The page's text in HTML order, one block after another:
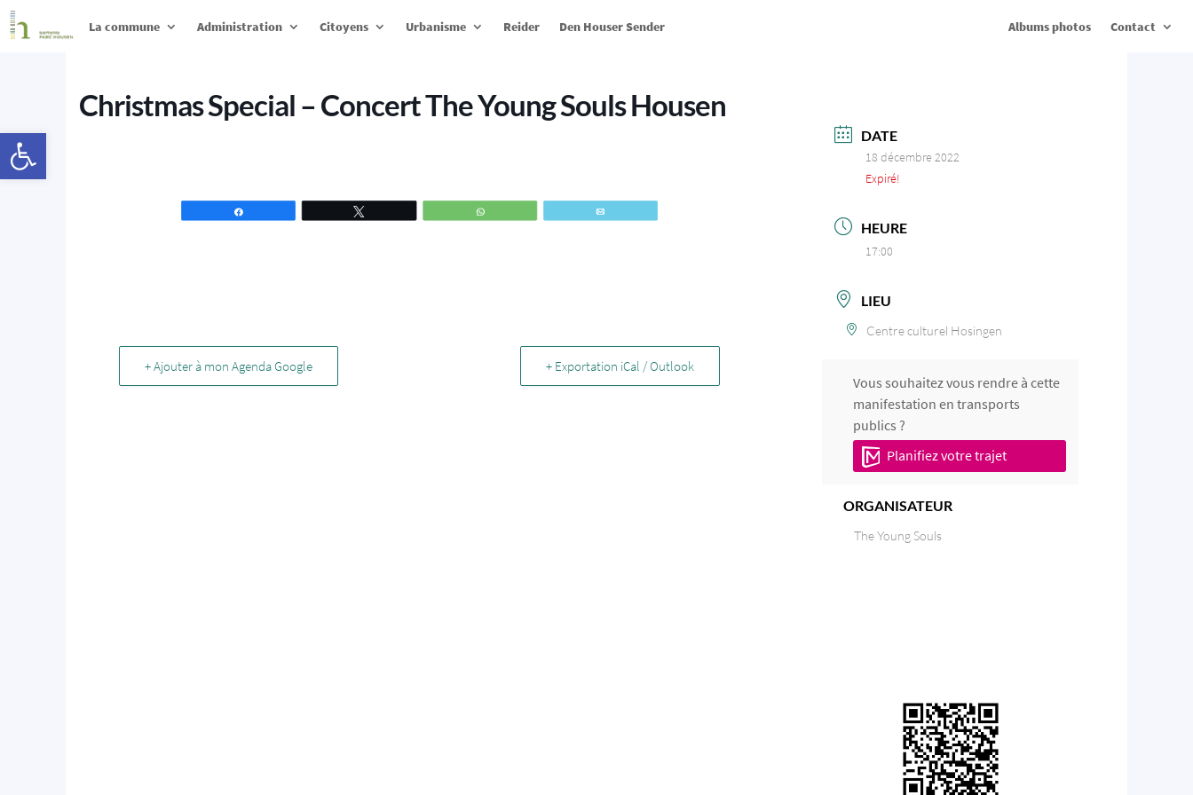
La commune Administration Citoyens Urbanisme Reider Den Houser Sender Albums photos Contact
Christmas Special – Concert The Young Souls Housen
+ Ajouter à mon Agenda Google + Exportation iCal / Outlook
DATE
18 décembre 2022
Expiré!
HEURE
17:00
LIEU
Centre culturel Hosingen
Vous souhaitez vous rendre à cette
manifestation en transports
publics ?
Planifiez votre trajet
ORGANISATEUR
The Young Souls
Ouvrir la barre d’outils